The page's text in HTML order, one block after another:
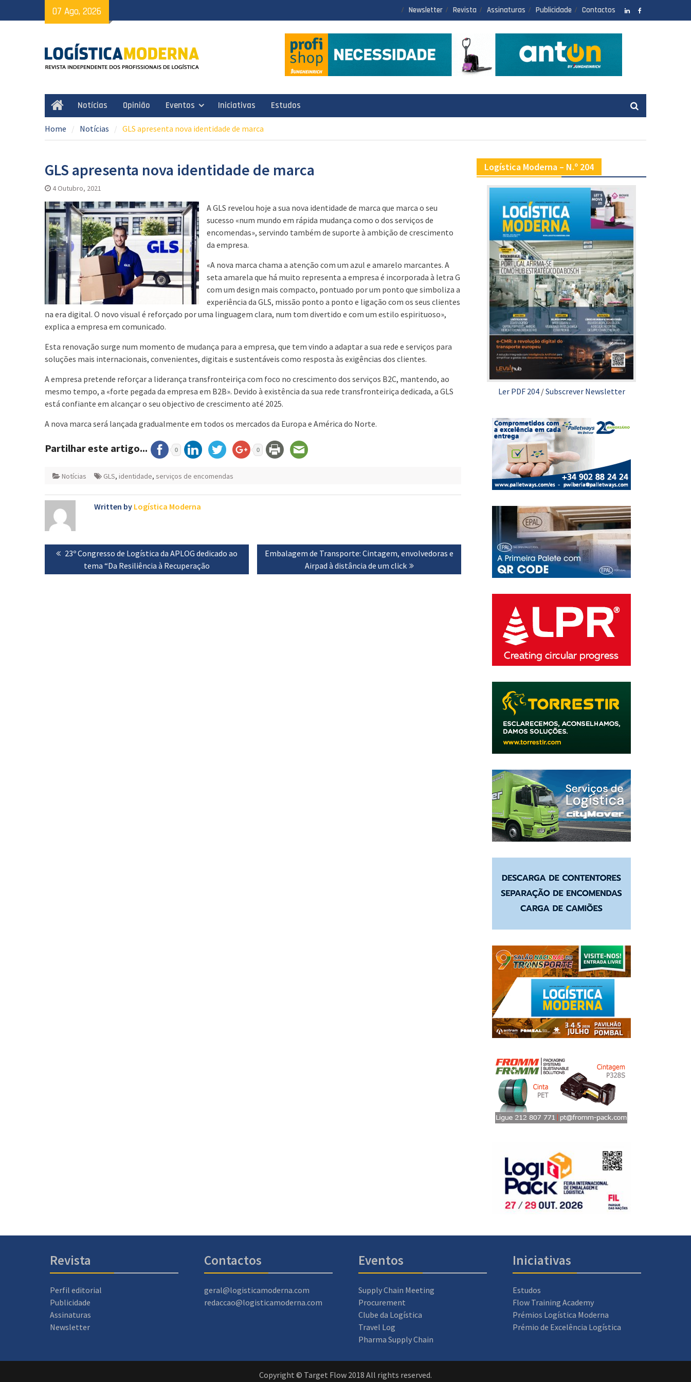
to
07 Ago, 2026 Newsletter Revista Assinaturas Publicidade Contactos
HomeNotícias Opinião Eventos Iniciativas Estudos
Home Notícias GLS apresenta nova identidade de marca
GLS apresenta nova identidade de marca
4 Outubro, 2021
A GLS revelou hoje a sua nova identidade de marca que marca o seu
sucesso «num mundo em rápida mudança como o dos serviços de
encomendas», servindo também de suporte à ambição de crescimento
da empresa.
«A nova marca chama a atenção com um azul e amarelo marcantes. A
seta amarela que há muito representa a empresa é incorporada à letra G
com um design mais compacto, pontuado por um ponto que simboliza a
experiência da GLS, missão ponto a ponto e ligação com os seus clientes
na era digital. O novo visual é reforçado por uma linguagem clara, num tom divertido e com um estilo espirituoso»,
explica a empresa em comunicado.
Esta renovação surge num momento de mudança para a empresa, que tem vindo a adaptar a sua rede e serviços para
soluções mais internacionais, convenientes, digitais e sustentáveis como resposta às exigências dos clientes.
A empresa pretende reforçar a liderança transfronteiriça com foco no crescimento dos serviços B2C, mantendo, ao
mesmo tempo, a «forte pegada da empresa em B2B». Devido à existência da sua rede transfronteiriça dedicada, a GLS
está confiante em alcançar o seu objectivo de crescimento até 2025.
A nova marca será lançada gradualmente em todos os mercados da Europa e América do Norte.
Partilhar este artigo... 0 0
Notícias GLS, identidade, serviços de encomendas
Written by Logística Moderna
Navegação
de
artigos
Previous
23º Congresso de Logística da APLOG dedicado ao
tema “Da Resiliência à Recuperação
Next
Embalagem de Transporte: Cintagem, envolvedoras e
Airpad à distância de um click
Logística Moderna – N.º 204
Ler PDF 204/Subscrever Newsletter
Revista
Perfil editorial
Publicidade
Assinaturas
Newsletter
Contactos
geral@logisticamoderna.com
redaccao@logisticamoderna.com
Eventos
Supply Chain Meeting
Procurement
Clube da Logística
Travel Log
Pharma Supply Chain
Iniciativas
Estudos
Flow Training Academy
Prémios Logística Moderna
Prémio de Excelência Logística
Copyright © Target Flow 2018 All rights reserved.